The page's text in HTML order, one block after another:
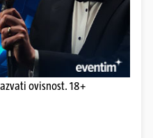
ovisnost. 18+